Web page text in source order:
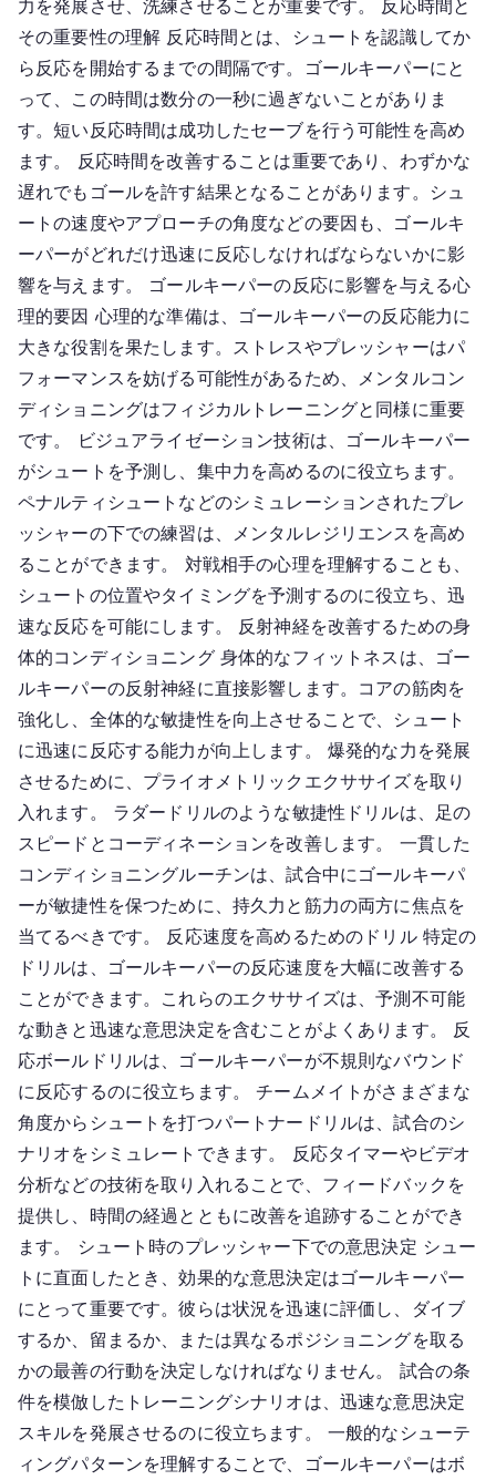
力を発展させ、洗練させることが重要です。 反応時間と
その重要性の理解 反応時間とは、シュートを認識してか
ら反応を開始するまでの間隔です。ゴールキーパーにと
って、この時間は数分の一秒に過ぎないことがありま
す。短い反応時間は成功したセーブを行う可能性を高め
ます。 反応時間を改善することは重要であり、わずかな
遅れでもゴールを許す結果となることがあります。シュ
ートの速度やアプローチの角度などの要因も、ゴールキ
ーパーがどれだけ迅速に反応しなければならないかに影
響を与えます。 ゴールキーパーの反応に影響を与える心
理的要因 心理的な準備は、ゴールキーパーの反応能力に
大きな役割を果たします。ストレスやプレッシャーはパ
フォーマンスを妨げる可能性があるため、メンタルコン
ディショニングはフィジカルトレーニングと同様に重要
です。 ビジュアライゼーション技術は、ゴールキーパー
がシュートを予測し、集中力を高めるのに役立ちます。
ペナルティシュートなどのシミュレーションされたプレ
ッシャーの下での練習は、メンタルレジリエンスを高め
ることができます。 対戦相手の心理を理解することも、
シュートの位置やタイミングを予測するのに役立ち、迅
速な反応を可能にします。 反射神経を改善するための身
体的コンディショニング 身体的なフィットネスは、ゴー
ルキーパーの反射神経に直接影響します。コアの筋肉を
強化し、全体的な敏捷性を向上させることで、シュート
に迅速に反応する能力が向上します。 爆発的な力を発展
させるために、プライオメトリックエクササイズを取り
入れます。 ラダードリルのような敏捷性ドリルは、足の
スピードとコーディネーションを改善します。 一貫した
コンディショニングルーチンは、試合中にゴールキーパ
ーが敏捷性を保つために、持久力と筋力の両方に焦点を
当てるべきです。 反応速度を高めるためのドリル 特定の
ドリルは、ゴールキーパーの反応速度を大幅に改善する
ことができます。これらのエクササイズは、予測不可能
な動きと迅速な意思決定を含むことがよくあります。 反
応ボールドリルは、ゴールキーパーが不規則なバウンド
に反応するのに役立ちます。 チームメイトがさまざまな
角度からシュートを打つパートナードリルは、試合のシ
ナリオをシミュレートできます。 反応タイマーやビデオ
分析などの技術を取り入れることで、フィードバックを
提供し、時間の経過とともに改善を追跡することができ
ます。 シュート時のプレッシャー下での意思決定 シュー
トに直面したとき、効果的な意思決定はゴールキーパー
にとって重要です。彼らは状況を迅速に評価し、ダイブ
するか、留まるか、または異なるポジショニングを取る
かの最善の行動を決定しなければなりません。 試合の条
件を模倣したトレーニングシナリオは、迅速な意思決定
スキルを発展させるのに役立ちます。 一般的なシューテ
ィングパターンを理解することで、ゴールキーパーはボ